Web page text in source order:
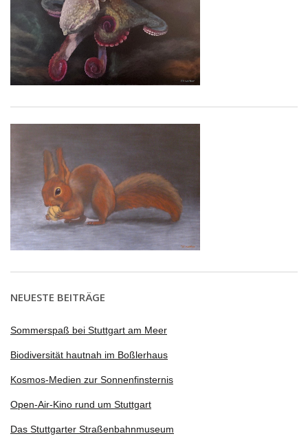
NEUESTE BEITRÄGE
Sommerspaß bei Stuttgart am Meer
Biodiversität hautnah im Boßlerhaus
Kosmos-Medien zur Sonnenfinsternis
Open-Air-Kino rund um Stuttgart
Das Stuttgarter Straßenbahnmuseum